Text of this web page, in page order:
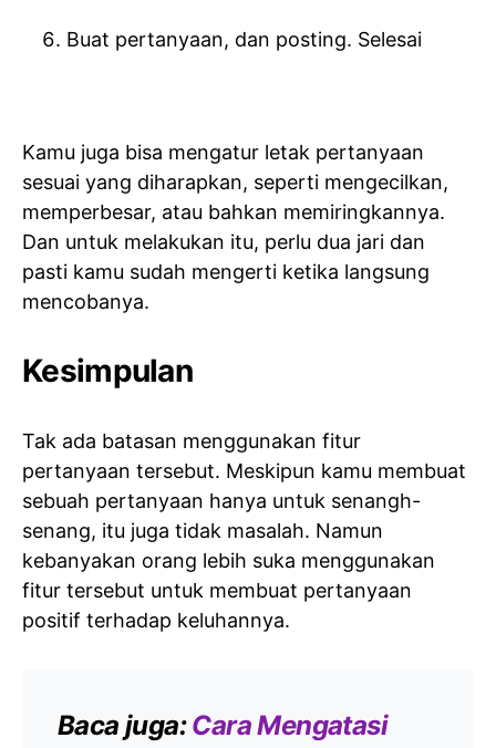
Buat pertanyaan, dan posting. Selesai
Kamu juga bisa mengatur letak pertanyaan
sesuai yang diharapkan, seperti mengecilkan,
memperbesar, atau bahkan memiringkannya.
Dan untuk melakukan itu, perlu dua jari dan
pasti kamu sudah mengerti ketika langsung
mencobanya.
Kesimpulan
Tak ada batasan menggunakan fitur
pertanyaan tersebut. Meskipun kamu membuat
sebuah pertanyaan hanya untuk senangh-
senang, itu juga tidak masalah. Namun
kebanyakan orang lebih suka menggunakan
fitur tersebut untuk membuat pertanyaan
positif terhadap keluhannya.
Baca juga:Cara Mengatasi